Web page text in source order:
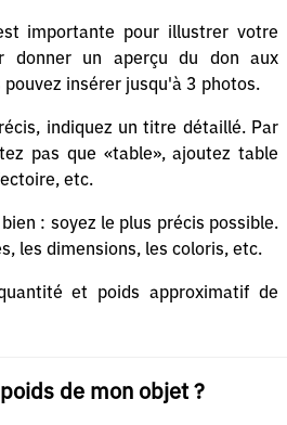
importante pour illustrer votre
donner un aperçu du don aux
insérer jusqu'à 3 photos.
indiquez un titre détaillé. Par
pas que «table», ajoutez table
etc.
: soyez le plus précis possible.
les dimensions, les coloris, etc.
et poids approximatif de
de mon objet ?